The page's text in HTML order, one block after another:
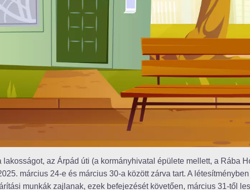
lakosságot, az Árpád úti (a kormányhivatal épülete mellett, a Rába
március 24-e és március 30-a között zárva tart. A létesítményben
munkák zajlanak, ezek befejezését követően, március 31-től